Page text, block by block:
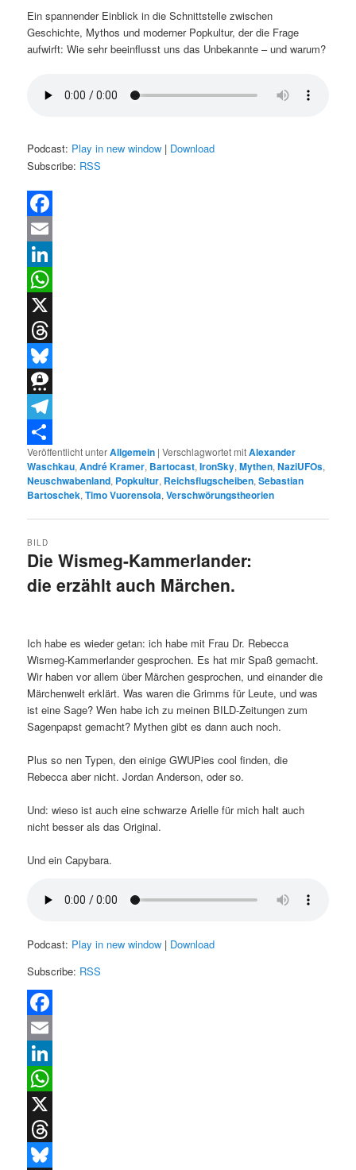
Ein spannender Einblick in die Schnittstelle zwischen
Geschichte, Mythos und moderner Popkultur, der die Frage
aufwirft: Wie sehr beeinflusst uns das Unbekannte – und warum?
Podcast: Play in new window | Download
Subscribe: RSS
Facebook
Email
LinkedIn
WhatsApp
X
Threads
Bluesky
Threema
Telegram
Teilen
Veröffentlicht unterAllgemein |Verschlagwortet mitAlexander
Waschkau,André Kramer, Bartocast,IronSky,Mythen,NaziUFOs,
Neuschwabenland, Popkultur, Reichsflugscheiben,Sebastian
Bartoschek,Timo Vuorensola,Verschwörungstheorien
Die Wismeg-Kammerlander:
die erzählt auch Märchen.
BILD
Ich habe es wieder getan: ich habe mit Frau Dr. Rebecca
Wismeg-Kammerlander gesprochen. Es hat mir Spaß gemacht.
Wir haben vor allem über Märchen gesprochen, und einander die
Märchenwelt erklärt. Was waren die Grimms für Leute, und was
ist eine Sage? Wen habe ich zu meinen BILD-Zeitungen zum
Sagenpapst gemacht? Mythen gibt es dann auch noch.
Plus so nen Typen, den einige GWUPies cool finden, die
Rebecca aber nicht. Jordan Anderson, oder so.
Und: wieso ist auch eine schwarze Arielle für mich halt auch
nicht besser als das Original.
Und ein Capybara.
Podcast: Play in new window | Download
Subscribe: RSS
Facebook
Email
LinkedIn
WhatsApp
X
Threads